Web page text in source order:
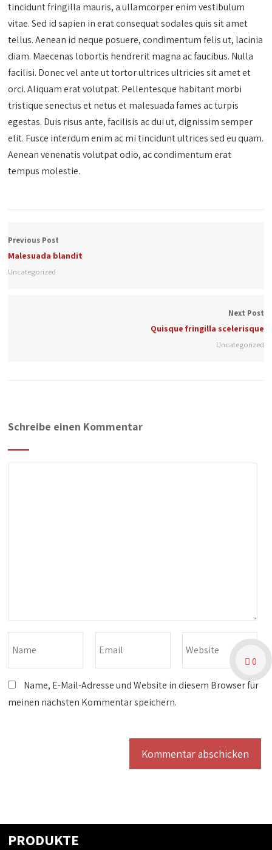
tincidunt fringilla mauris, a ullamcorper enim vestibulum
vitae. Sed id sapien in erat consequat sodales quis sit amet
tellus. Aenean id neque posuere, condimentum felis ut, lacinia
diam. Maecenas lobortis hendrerit magna ac faucibus. Nulla
facilisi. Donec vel ante ut tortor ultrices ultricies sit amet et
orci. Aliquam erat volutpat. Pellentesque habitant morbi
tristique senectus et netus et malesuada fames ac turpis
egestas. Duis risus ante, facilisis ac dui ut, dignissim semper
elit. Fusce interdum enim ac mi tincidunt ultrices sed eu quam.
Aenean venenatis volutpat odio, ac condimentum erat
tempus molestie.
Previous Post
Malesuada blandit
Uncategorized
Next Post
Quisque fringilla scelerisque
Uncategorized
Schreibe einen Kommentar
Name, E-Mail-Adresse und Website in diesem Browser für
meinen nächsten Kommentar speichern.
PRODUKTE
0